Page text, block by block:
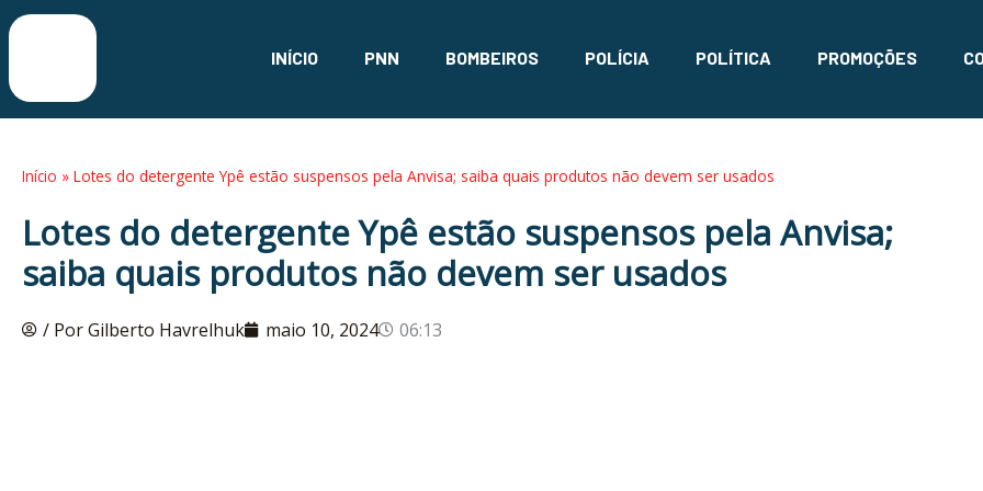
para
conteúdo
INÍCIO PNN BOMBEIROS POLÍCIA POLÍTICA PROMOÇÕES
Início » Lotes do detergente Ypê estão suspensos pela Anvisa; saiba quais produtos não devem ser usados
Lotes do detergente Ypê estão suspensos pela Anvisa;
saiba quais produtos não devem ser usados
/ Por Gilberto Havrelhuk maio 10, 2024 06:13